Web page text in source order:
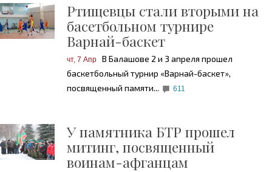
Ртищевцы стали вторыми на
басетбольном турнире
Варнай-баскет
чт, 7 Апр
В Балашове 2 и 3 апреля прошел
баскетбольный турнир «Варнай-баскет»,
посвященный памяти...
611
У памятника БТР прошел
митинг, посвященный
воинам-афганцам